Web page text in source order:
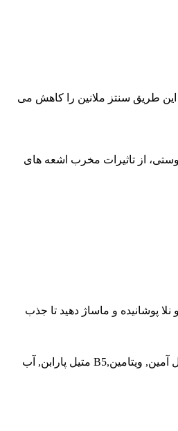
این طریق سنتز ملانین را کاهش می
از تاثیرات مخرب اشعه های
پوشانیده و ماساژ دهید تا جذب
ستیل الکل, اسید استئاریک, دایمتیکون, گلیسیرین مونو استئارات, روغن جوجوبا, روغن هسته انگور, تیتانیوم دی اکسید, زینک اکساید, پودر تالک, آربوتین, تری اتانول آمین, ویتامین,B5 متیل پارابن, آب